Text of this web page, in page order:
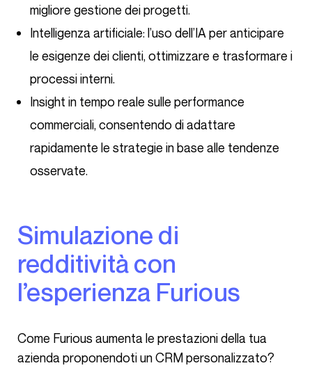
migliore gestione dei progetti.
Intelligenza artificiale: l’uso dell’IA per anticipare
le esigenze dei clienti, ottimizzare e trasformare i
processi interni.
Insight in tempo reale sulle performance
commerciali, consentendo di adattare
rapidamente le strategie in base alle tendenze
osservate.
Simulazione di
redditività con
l’esperienza Furious
Come Furious aumenta le prestazioni della tua
azienda proponendoti un CRM personalizzato?